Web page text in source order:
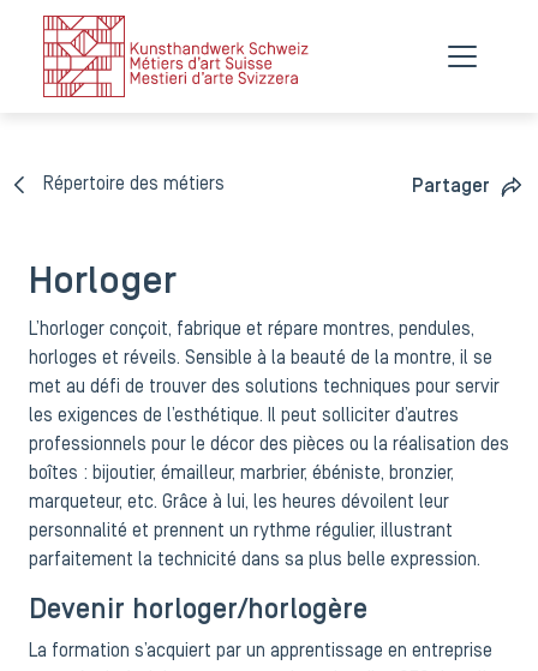
Répertoire des métiers Partager
Horloger
L’horloger conçoit, fabrique et répare montres, pendules,
horloges et réveils. Sensible à la beauté de la montre, il se
met au défi de trouver des solutions techniques pour servir
les exigences de l’esthétique. Il peut solliciter d’autres
professionnels pour le décor des pièces ou la réalisation des
boîtes : bijoutier, émailleur, marbrier, ébéniste, bronzier,
marqueteur, etc. Grâce à lui, les heures dévoilent leur
personnalité et prennent un rythme régulier, illustrant
parfaitement la technicité dans sa plus belle expression.
Devenir horloger/horlogère
La formation s’acquiert par un apprentissage en entreprise